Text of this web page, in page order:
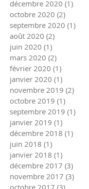
décembre 2020 (1)
octobre 2020 (2)
septembre 2020 (1)
août 2020 (2)
juin 2020 (1)
mars 2020 (2)
février 2020 (1)
janvier 2020 (1)
novembre 2019 (2)
octobre 2019 (1)
septembre 2019 (1)
janvier 2019 (1)
décembre 2018 (1)
juin 2018 (1)
janvier 2018 (1)
décembre 2017 (3)
novembre 2017 (3)
octobre 2017 (3)